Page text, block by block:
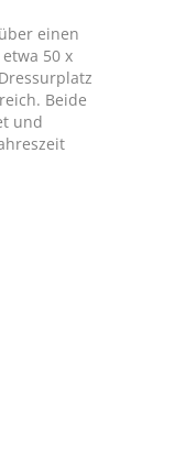
einen
50 x
Beide
und